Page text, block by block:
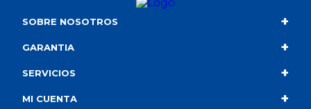
SOBRE NOSOTROS +
Contacto
Quiénes somos
Catálogo
GARANTIA +
Condiciones de compra
Política de privacidad
SERVICIOS +
Envío
MI CUENTA +